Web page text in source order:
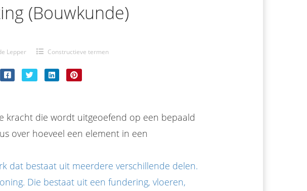
(Bouwkunde)
Lepper Constructieve termen
kracht die wordt uitgeoefend op een bepaald
over hoeveel een element in een
dat bestaat uit meerdere verschillende delen.
Die bestaat uit een fundering, vloeren,